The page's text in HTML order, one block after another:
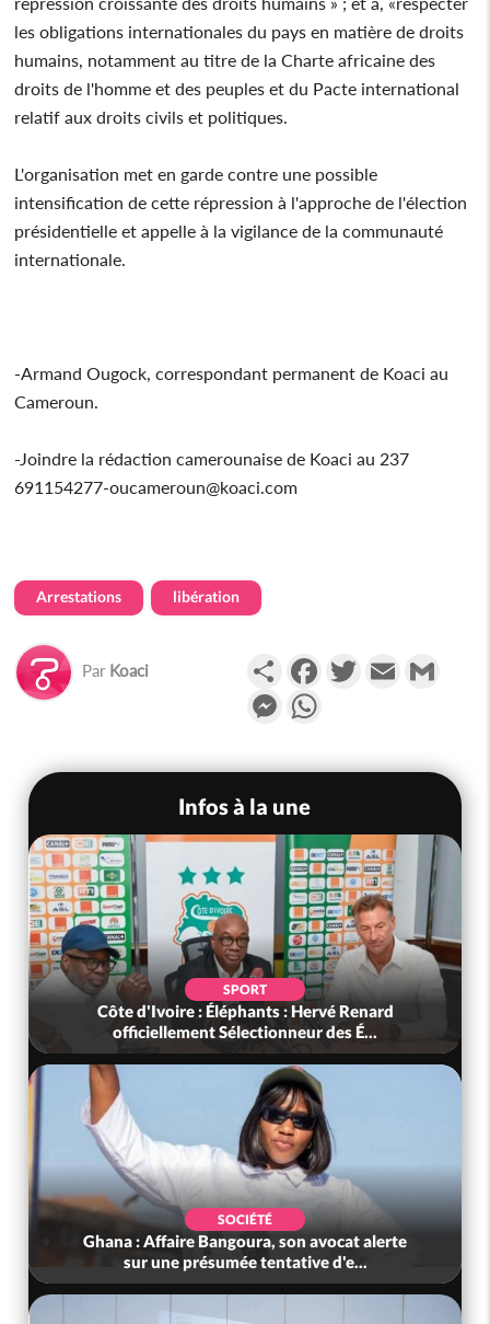
les obligations internationales du pays en matière de droits
humains, notamment au titre de la Charte africaine des
droits de l'homme et des peuples et du Pacte international
relatif aux droits civils et politiques.
L'organisation met en garde contre une possible
intensification de cette répression à l'approche de l'élection
présidentielle et appelle à la vigilance de la communauté
internationale.
-Armand Ougock, correspondant permanent de Koaci au
Cameroun.
-Joindre la rédaction camerounaise de Koaci au 237
691154277-oucameroun@koaci.com
Arrestations libération
Par Koaci PartagerFacebookTwitterEmail
Messenger
Infos à la une
SPORT
Côte d'Ivoire : Éléphants : Hervé Renard
officiellement Sélectionneur des É...
SOCIÉTÉ
Ghana : Affaire Bangoura, son avocat alerte
sur une présumée tentative d'e...